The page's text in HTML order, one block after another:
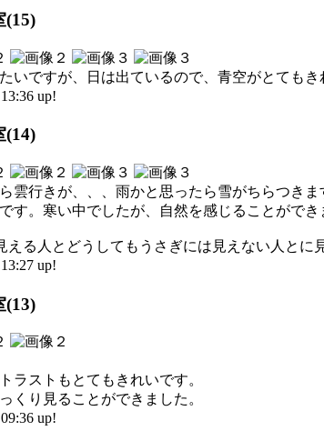
(15)
いですが、日は出ているので、青空がとてもき
up!
(14)
雲行きが、、、雨かと思ったら雪がちらつきま
す。寒い中でしたが、自然を感じることができ
える人とどうしてもうさぎには見えない人とに
up!
(13)
ラストもとてもきれいです。
くり見ることができました。
up!